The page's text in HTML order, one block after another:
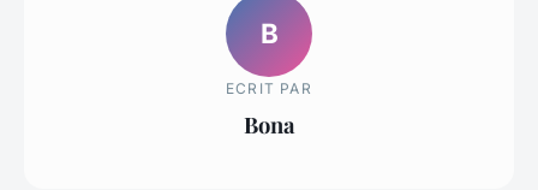
B
ECRIT PAR
Bona